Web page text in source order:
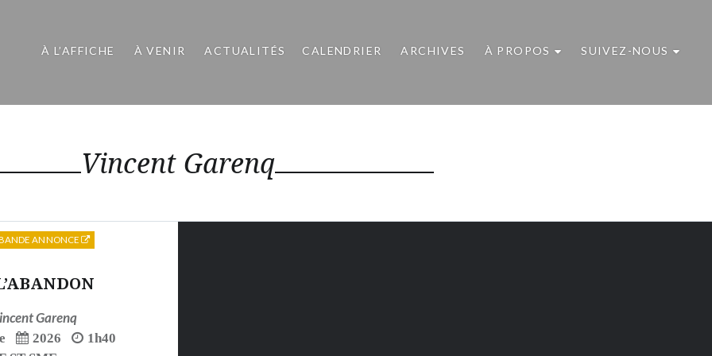
À L’AFFICHE À VENIR ACTUALITÉS CALENDRIER ARCHIVES À PROPOS SUIVEZ-NOUS
Vincent Garenq
Garenq
2026
1h40
ANNONCE